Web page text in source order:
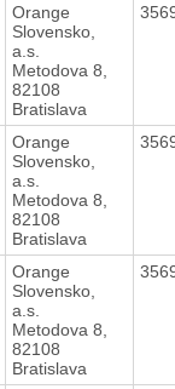
Orange
Slovensko,
a.s.
Metodova 8,
82108
Bratislava
Orange
Slovensko,
a.s.
Metodova 8,
82108
Bratislava
Orange
Slovensko,
a.s.
Metodova 8,
82108
Bratislava